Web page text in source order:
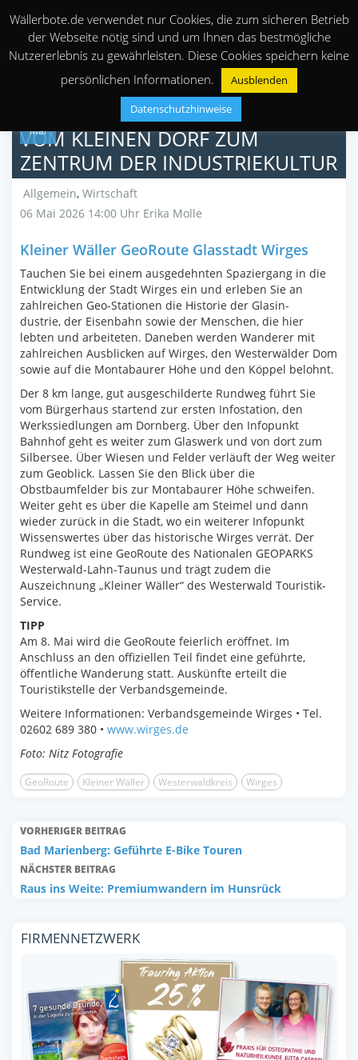
Mai
VOM KLEINEN DORF ZUM
ZENTRUM DER INDUSTRIEKULTUR
Allgemein, Wirtschaft
06 Mai 2026 14:00 Uhr Erika Molle
Kleiner Wäller GeoRoute Glasstadt Wirges
Tauchen Sie bei einem ausgedehnten Spaziergang in die
Entwicklung der Stadt Wirges ein und erleben Sie an
zahlreichen Geo-Stationen die Historie der Glasin-
dustrie, der Eisenbahn sowie der Menschen, die hier
lebten und arbeiteten. Daneben werden Wanderer mit
zahlreichen Ausblicken auf Wirges, den Westerwälder Dom
sowie auf die Montabaurer Höhe und den Köppel belohnt.
Der 8 km lange, gut ausgeschilderte Rundweg führt Sie
vom Bürgerhaus startend zur ersten Infostation, den
Werkssiedlungen am Dornberg. Über den Infopunkt
Bahnhof geht es weiter zum Glaswerk und von dort zum
Silbersee. Über Wiesen und Felder verläuft der Weg weiter
zum Geoblick. Lassen Sie den Blick über die
Obstbaumfelder bis zur Montabaurer Höhe schweifen.
Weiter geht es über die Kapelle am Steimel und dann
wieder zurück in die Stadt, wo ein weiterer Infopunkt
Wissenswertes über das historische Wirges verrät. Der
Rundweg ist eine GeoRoute des Nationalen GEOPARKS
Westerwald-Lahn-Taunus und trägt zudem die
Auszeichnung „Kleiner Wäller“ des Westerwald Touristik-
Service.
TIPP
Am 8. Mai wird die GeoRoute feierlich eröffnet. Im
Anschluss an den offiziellen Teil findet eine geführte,
öffentliche Wanderung statt. Auskünfte erteilt die
Touristikstelle der Verbandsgemeinde.
Weitere Informationen: Verbandsgemeinde Wirges • Tel.
02602 689 380 • www.wirges.de
Foto: Nitz Fotografie
GeoRoute Kleiner Wäller Westerwaldkreis Wirges
VORHERIGER BEITRAG
Bad Marienberg: Geführte E-Bike Touren
NÄCHSTER BEITRAG
Raus ins Weite: Premiumwandern im Hunsrück
FIRMENNETZWERK
Wällerbote.de verwendet nur Cookies, die zum sicheren Betrieb
der Webseite nötig sind und um Ihnen das bestmögliche
Nutzererlebnis zu gewährleisten. Diese Cookies speichern keine
persönlichen Informationen.
Ausblenden
Datenschutzhinweise